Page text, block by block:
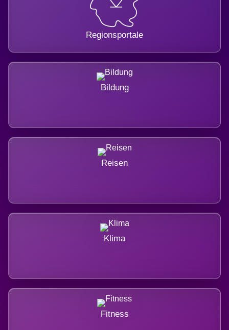
Regionsportale
Bildung
Reisen
Klima
Fitness